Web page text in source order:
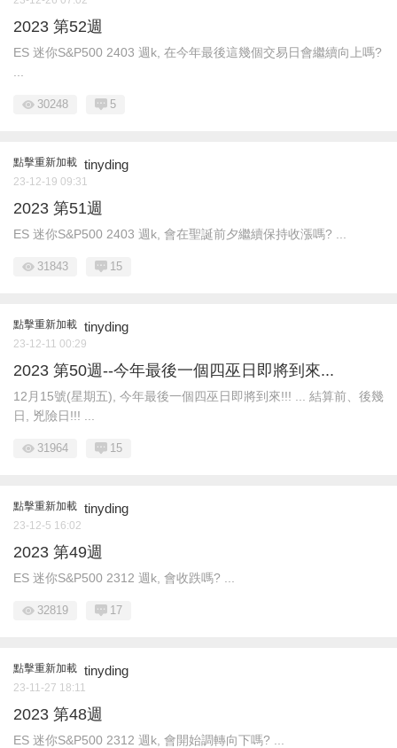
2023 第52週
ES 迷你S&P500 2403 週k, 在今年最後這幾個交易日會繼續向上嗎?
30248 5
點擊重新加載 tinyding
23-12-19 09:31
2023 第51週
ES 迷你S&P500 2403 週k, 會在聖誕前夕繼續保持收漲嗎? ...
31843 15
點擊重新加載 tinyding
23-12-11 00:29
2023 第50週--今年最後一個四巫日即將到來...
12月15號(星期五), 今年最後一個四巫日即將到來!!! ... 結算前、後幾
日, 兇險日!!! ...
31964 15
點擊重新加載 tinyding
23-12-5 16:02
2023 第49週
ES 迷你S&P500 2312 週k, 會收跌嗎? ...
32819 17
點擊重新加載 tinyding
23-11-27 18:11
2023 第48週
ES 迷你S&P500 2312 週k, 會開始調轉向下嗎? ...